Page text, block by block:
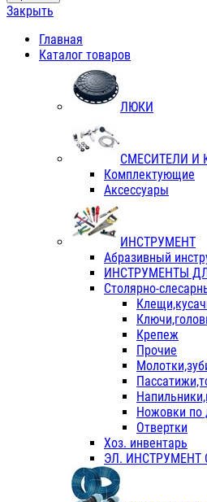
Закрыть
Главная
Каталог товаров
ЛЮКИ
СМЕСИТЕЛИ И
Комплектующие
Аксессуары
ИНСТРУМЕНТ
Абразивный
ИНСТРУМЕНТЫ
Столярно-
Крепеж
Прочие
Ножовки по
Отвертки
Хоз. инвентарь
ЭЛ. ИНСТРУМЕНТ